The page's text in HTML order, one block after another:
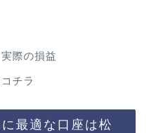
際の損益
コチラ
最適な口座は松